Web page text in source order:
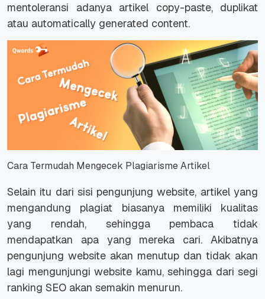
mentoleransi adanya artikel copy-paste, duplikat
atau automatically generated content.
Cara Termudah Mengecek Plagiarisme Artikel
Selain itu dari sisi pengunjung website, artikel yang
mengandung plagiat biasanya memiliki kualitas
yang rendah, sehingga pembaca tidak
mendapatkan apa yang mereka cari. Akibatnya
pengunjung website akan menutup dan tidak akan
lagi mengunjungi website kamu, sehingga dari segi
ranking SEO akan semakin menurun.